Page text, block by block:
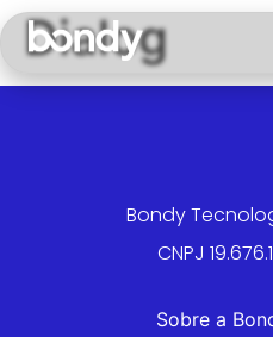
Dialog
Bondy
CNPJ
Sobre a